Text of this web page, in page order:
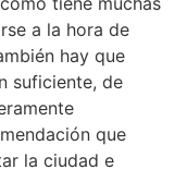
a la hora de
hay que
suficiente, de
que
la ciudad e